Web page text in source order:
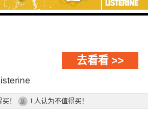
去看看 >>
！ 1 人认为不值得买！